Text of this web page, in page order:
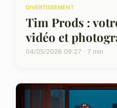
DIVERTISSEMENT
Tim Prods :
vidéo et
04/05/2026 09:27 · 7 min